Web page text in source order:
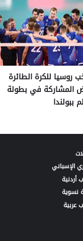
روسيا للكرة الطائرة
المشاركة في بطولة
ببولندا
الإسباني
أردنية
نسوية
عربية